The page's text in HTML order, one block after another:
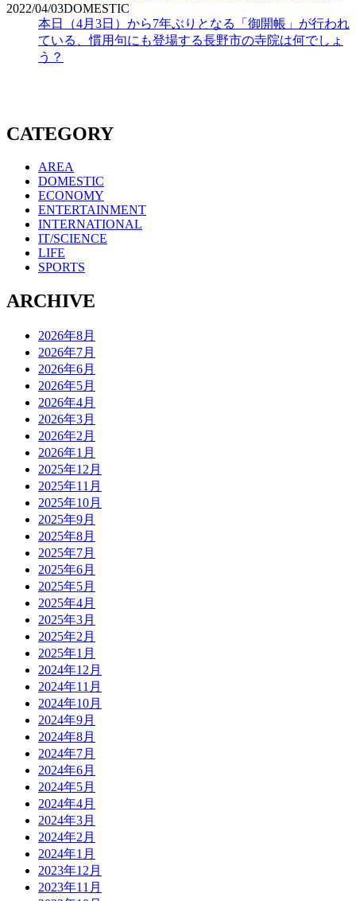
2022/04/03DOMESTIC
本日（4月3日）から7年ぶりとなる「御開帳」が行われ
ている、慣用句にも登場する長野市の寺院は何でしょ
う？
CATEGORY
AREA
DOMESTIC
ECONOMY
ENTERTAINMENT
INTERNATIONAL
IT/SCIENCE
LIFE
SPORTS
ARCHIVE
2026年8月
2026年7月
2026年6月
2026年5月
2026年4月
2026年3月
2026年2月
2026年1月
2025年12月
2025年11月
2025年10月
2025年9月
2025年8月
2025年7月
2025年6月
2025年5月
2025年4月
2025年3月
2025年2月
2025年1月
2024年12月
2024年11月
2024年10月
2024年9月
2024年8月
2024年7月
2024年6月
2024年5月
2024年4月
2024年3月
2024年2月
2024年1月
2023年12月
2023年11月